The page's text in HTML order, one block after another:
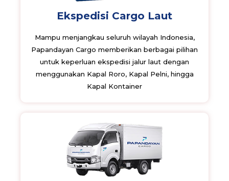
Ekspedisi Cargo Laut
Mampu menjangkau seluruh wilayah Indonesia,
Papandayan Cargo memberikan berbagai pilihan
untuk keperluan ekspedisi jalur laut dengan
menggunakan Kapal Roro, Kapal Pelni, hingga
Kapal Kontainer